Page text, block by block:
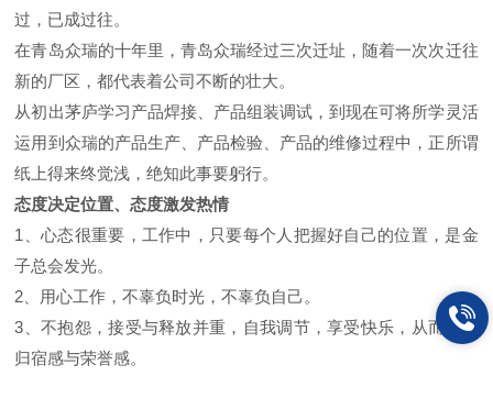
过，已成过往。
在青岛众瑞的十年里，青岛众瑞经过三次迁址，随着一次次迁往
新的厂区，都代表着公司不断的壮大。
从初出茅庐学习产品焊接、产品组装调试，到现在可将所学灵活
运用到众瑞的产品生产、产品检验、产品的维修过程中，正所谓
纸上得来终觉浅，绝知此事要躬行。
态度决定位置、态度激发热情
1、心态很重要，工作中，只要每个人把握好自己的位置，是金
子总会发光。
2、用心工作，不辜负时光，不辜负自己。
3、不抱怨，接受与释放并重，自我调节，享受快乐，从而增进
归宿感与荣誉感。